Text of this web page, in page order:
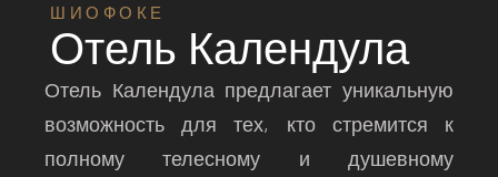
ШИОФОКЕ
Отель Календула
Отель Календула предлагает уникальную
возможность для тех, кто стремится к
полному телесному и душевному